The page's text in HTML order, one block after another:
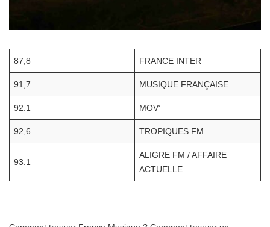
87,8 FRANCE INTER
91,7 MUSIQUE FRANÇAISE
92.1 MOV’
92,6 TROPIQUES FM
93.1
ALIGRE FM / AFFAIRE
ACTUELLE